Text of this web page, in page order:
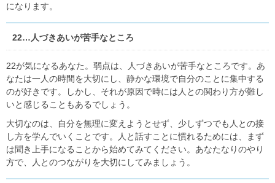
になります。
22…人づきあいが苦手なところ
22が気になるあなた。弱点は、人づきあいが苦手なところです。あ
なたは一人の時間を大切にし、静かな環境で自分のことに集中する
のが好きです。しかし、それが原因で時には人との関わり方が難し
いと感じることもあるでしょう。
大切なのは、自分を無理に変えようとせず、少しずつでも人との接
し方を学んでいくことです。人と話すことに慣れるためには、まず
は聞き上手になることから始めてみてください。あなたなりのやり
方で、人とのつながりを大切にしてみましょう。